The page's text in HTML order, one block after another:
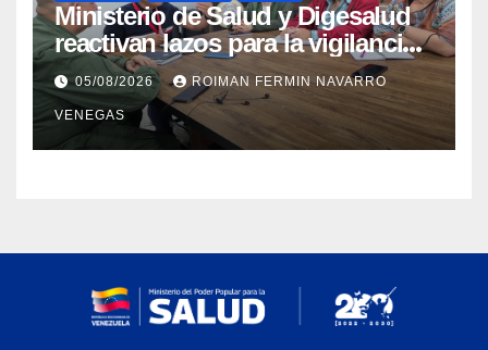
Ministerio de Salud y Digesalud
reactivan lazos para la vigilancia
epidemiológica y el control de
enfermedades
05/08/2026 ROIMAN FERMIN NAVARRO
VENEGAS